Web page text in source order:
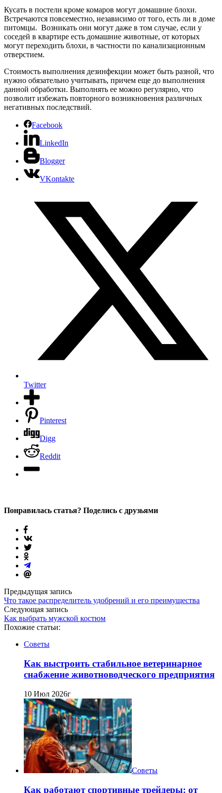
Кусать в постели кроме комаров могут домашние блохи.
Встречаются повсеместно, независимо от того, есть ли в доме
питомцы. Возникать они могут даже в том случае, если у
соседей в квартире есть домашние животные, от которых
могут переходить блохи, в частности по канализационным
отверстием.
Стоимость выполнения дезинфекции может быть разной, что
нужно обязательно учитывать, причем еще до выполнения
данной обработки. Выполнять ее можно регулярно, что
позволит избежать повторного возникновения различных
негативных последствий.
Facebook
LinkedIn
Blogger
VKontakte
Twitter
Pinterest
Digg
Reddit
Понравилась статья? Поделись с друзьями
Предыдущая запись
Что такое распределитель удобрений и его преимущества
Следующая запись
Как выбрать мужской костюм
Похожие статьи:
Советы
Как выстроить стабильное ветеринарное
снабжение животноводческого предприятия
10 Июл 2026г
Советы
Как работают спортивные трейдеры: от